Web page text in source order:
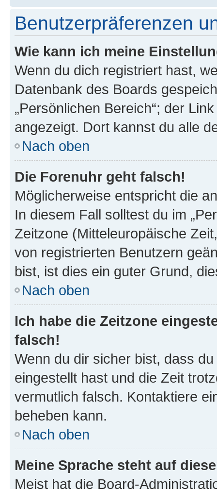
Benutzerpräferenzen
Wie kann ich meine
Wenn du dich registriert hast,
Datenbank des Boards
„Persönlichen Bereich“; der
angezeigt. Dort kannst du alle
Nach oben
Die Forenuhr geht falsch!
Möglicherweise entspricht die
In diesem Fall solltest du im
Zeitzone (Mitteleuropäische
von registrierten Benutzern
bist, ist dies ein guter Grund,
Nach oben
Ich habe die Zeitzone
falsch!
Wenn du dir sicher bist, dass
eingestellt hast und die Zeit
vermutlich falsch. Kontaktiere
beheben kann.
Nach oben
Meine Sprache steht auf
Meist hat die Board-